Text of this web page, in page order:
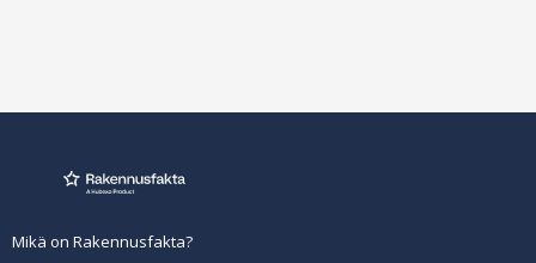
Mikä on Rakennusfakta?